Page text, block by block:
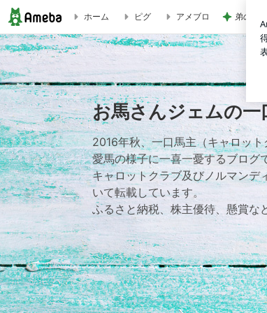
中京競馬場にて～ハンベルジャイトのデビュー戦の
ホーム ピグ アメブロ 弟の送
お馬さんジェムの一
2016年秋、一口馬主（キャロッ
愛馬の様子に一喜一憂するブログ
キャロットクラブ及びノルマンデ
いて転載しています。
ふるさと納税、株主優待、懸賞な